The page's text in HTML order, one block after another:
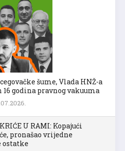
šume, Vlada HNŽ-a
16 godina pravnog vakuuma
U RAMI: Kopajući
pronašao vrijedne
ostatke